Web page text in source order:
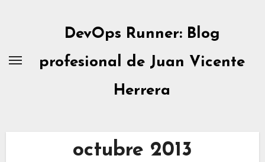
DevOps Runner: Blog
profesional de Juan Vicente
Herrera
octubre 2013